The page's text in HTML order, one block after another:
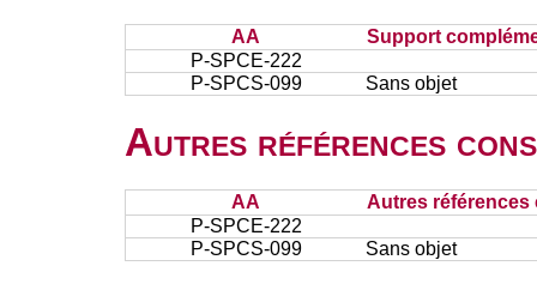
AA
Support
P-SPCE-222
P-SPCS-099
Sans objet
Autres références
AA
Autres références
P-SPCE-222
P-SPCS-099
Sans objet